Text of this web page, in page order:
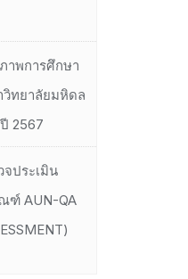
าพการศึกษา
ทยาลัยมหิดล
2567
ประเมิน
ฑ์ AUN-QA